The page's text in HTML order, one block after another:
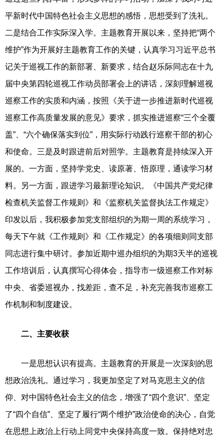
平新时代中国特色社会主义思想的感悟，思想受到了洗礼。
二是结合工作实际深入学。主题教育开展以来，坚持把“两个
维护”作为开展好主题教育工作的关键，认真学习习近平总书
记关于巡视工作的新部署、新要求，结合赵乐际同志在十九
届中央第四轮巡视工作动员部署会上的讲话，深刻理解巡视
巡察工作的实质和内涵，按照《关于进一步推进新时代巡视
巡察工作高质量发展的意见》要求，抓实推进巡察“三个全覆
盖”、“六个确保落实到位”，用实际行动践行巡察干部的初心
和使命。三是及时跟进前后对照学。主题教育是持续深入开
展的。一方面，坚持学党史、读原著、悟原理，通读学习材
料。另一方面，跟进学习最新理论知识。《中国共产党纪律
检查机关监督工作规则》和《监察机关监督执法工作规定》
印发以后，我积极参加党支部组织的为期一周的系统学习，
每天下午就《工作规则》和《工作规定》的各项细则同支部
同志进行集中研讨。参加近期中巡办组织的为期3天半的巡视
工作培训后，认真撰写心得体会，指导市一级巡察工作对标
中央、省委巡视办，找差距，查不足，补充完善我市巡察工
作机制和制度建设。
二、主要收获
一是思想认识有提高。主题教育的开展是一次深刻的思
想政治洗礼。通过学习，我更加坚定了对马克思主义的信
仰、对中国特色社会主义的信念，增强了“四个意识”、坚定
了“四个自信”、坚定了履行“两个维护”政治使命的决心，自觉
在思想上政治上行动上同党中央保持高度一致。保持绝对忠